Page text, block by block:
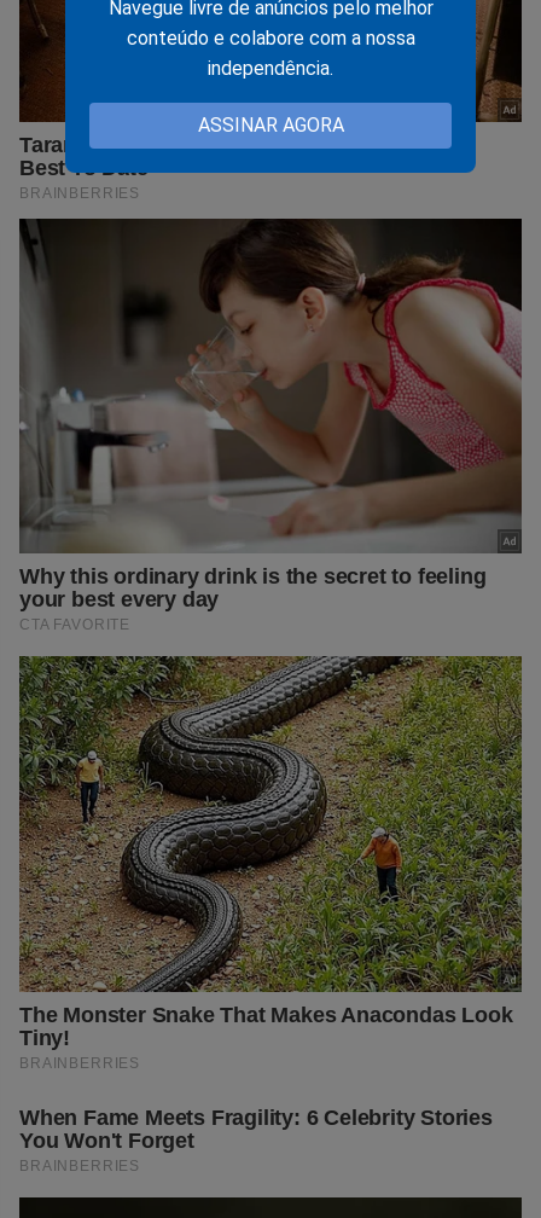
Navegue livre de anúncios pelo melhor
conteúdo e colabore com a nossa
independência.
ASSINAR AGORA